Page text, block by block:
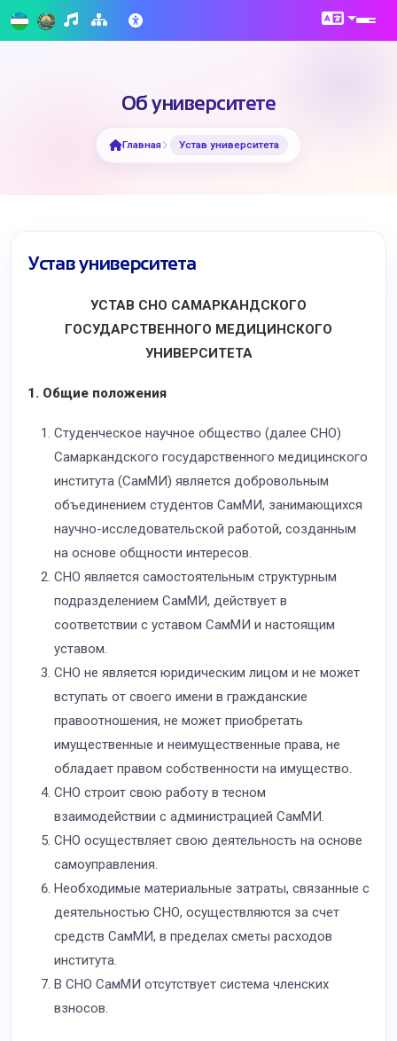
Об университете
Главная Устав университета
Устав университета
УСТАВ СНО САМАРКАНДСКОГО
ГОСУДАРСТВЕННОГО МЕДИЦИНСКОГО
УНИВЕРСИТЕТА
1. Общие положения
Студенческое научное общество (далее CНО)
Самаркандского государственного медицинского
института (СамМИ) является добровольным
объединением студентов СамМИ, занимающихся
научно-исследовательской работой, созданным
на основе общности интересов.
СНО является самостоятельным структурным
подразделением СамМИ, действует в
соответствии с уставом СамМИ и настоящим
уставом.
СНО не является юридическим лицом и не может
вступать от своего имени в гражданские
правоотношения, не может приобретать
имущественные и неимущественные права, не
обладает правом собственности на имущество.
СНО строит свою работу в тесном
взаимодействии с администрацией СамМИ.
СНО осуществляет свою деятельность на основе
самоуправления.
Необходимые материальные затраты, связанные с
деятельностью СНО, осуществляются за счет
средств СамМИ, в пределах сметы расходов
института.
В СНО СамМИ отсутствует система членских
взносов.